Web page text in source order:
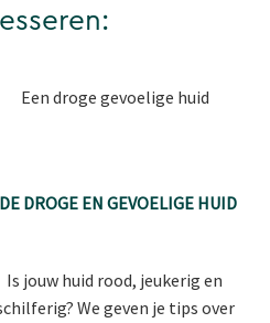
Een droge gevoelige huid
DROGE EN GEVOELIGE HUID
Is jouw huid rood, jeukerig en
We geven je tips over